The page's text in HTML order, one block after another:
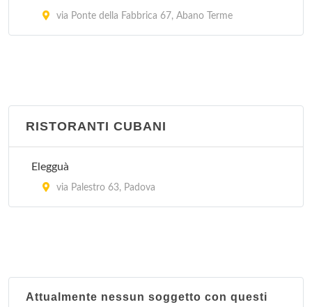
via Ponte della Fabbrica 67, Abano Terme
RISTORANTI CUBANI
Elegguà
via Palestro 63, Padova
Attualmente nessun soggetto con questi